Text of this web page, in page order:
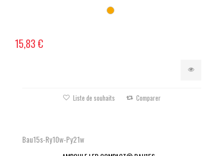
15,83 €
Liste de souhaits Comparer
Bau15s-Ry10w-Py21w